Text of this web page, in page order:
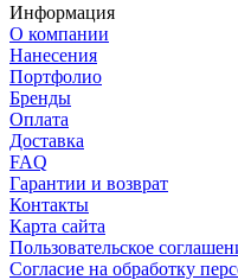
Информация
О компании
Нанесения
Портфолио
Бренды
Оплата
Доставка
FAQ
Гарантии и возврат
Контакты
Карта сайта
Пользовательское
Согласие на обработку